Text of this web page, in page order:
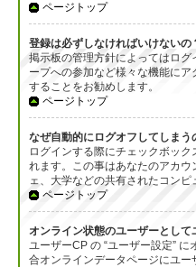
ページトップ
登録は必ずしなければいけないの
掲示板の管理方針によってはロ
ープへの参加など様々な機能に
することをお勧めします。
ページトップ
なぜ自動的にログオフしてしまう
ログインする際にチェックボッ
れます。この事はあなたのアカ
ェ、大学などの共有されたコン
ページトップ
オンライン状態のユーザーとし
ユーザーCP の “ユーザー設定”
合オンラインデータページにユー